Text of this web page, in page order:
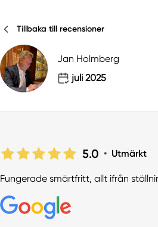
Tillbaka till recensioner
Jan Holmberg
juli 2025
5.0 • Utmärkt
Fungerade smärtfritt, allt ifrån